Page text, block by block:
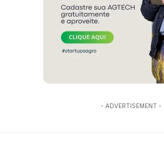
- ADVERTISEMENT -